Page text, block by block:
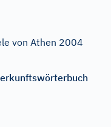
von Athen 2004